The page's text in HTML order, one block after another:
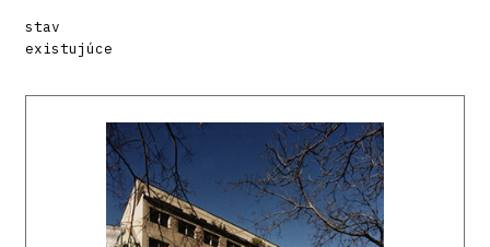
stav
existujúce